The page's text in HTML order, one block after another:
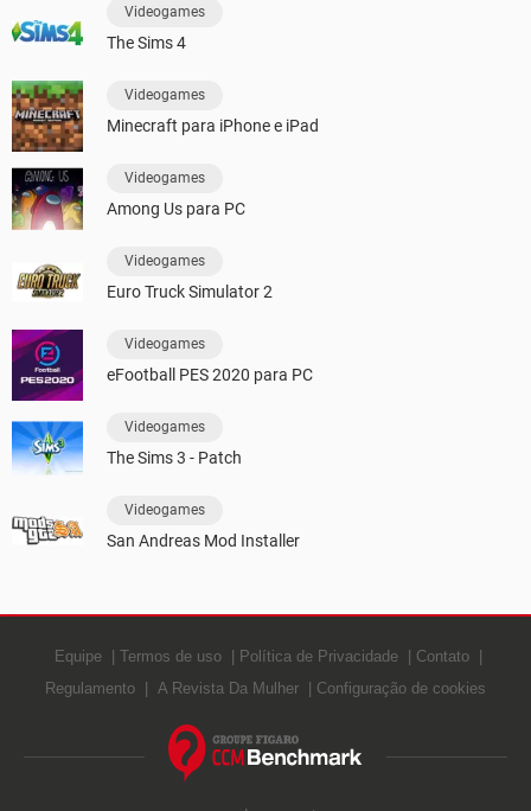
Videogames
The Sims 4
Videogames
Minecraft para iPhone e iPad
Videogames
Among Us para PC
Videogames
Euro Truck Simulator 2
Videogames
eFootball PES 2020 para PC
Videogames
The Sims 3 - Patch
Videogames
San Andreas Mod Installer
Equipe Termos de uso Política de Privacidade
Contato
Regulamento
A Revista Da Mulher Configuração de cookies